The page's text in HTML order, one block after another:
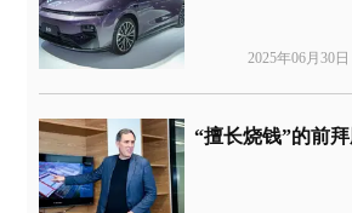
2025年06月30日